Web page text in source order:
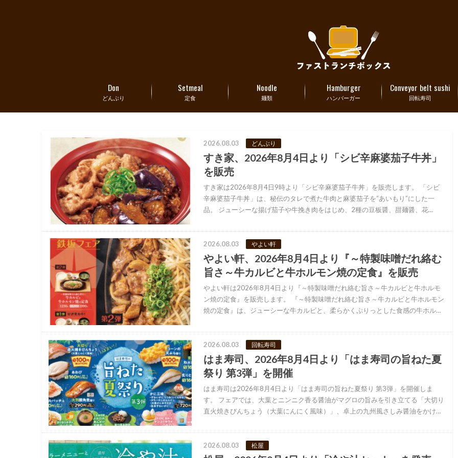
どんぶり
Don
定食
Setmeal
麺類
Noodle
ハンバーガー
Hamburger
回転寿司
Conveyor belt sushi
2026.08.03 どんぶり
すき家、2026年8月4日より「シビ辛麻婆茄子牛丼」
を販売
すき家は2026年8月4日9時より「シビ辛麻婆茄子牛丼」を販売します。 「シビ
辛麻婆茄子牛丼」は、秘伝のタレで煮た牛肉と麻婆茄子を“あいもり”にした一
品。 ジューシーな揚げ茄子や牛挽き肉をはじめ、2種の豆板醤、甜麺醤、花…
2026.08.03 やよい軒
やよい軒、2026年8月4日より『～特製味噌だれ絡む
旨さ～牛カルビと牛ホルモン焼の定食』を販売
やよい軒は2026年8月4日より『～特製味噌だれ絡む旨さ～牛カルビと牛ホルモ
ン焼の定食』を販売します。 『～特製味噌だれ絡む旨さ～牛カルビと牛ホルモン
焼の定食』は、ジューシーな牛カルビと、柔らかくぷりっとした食感の牛ホル…
2026.08.03 回転寿司
はま寿司、2026年8月4日より「はま寿司の旨ねた夏
祭り 第3弾」を開催
はま寿司は2026年8月4日より「はま寿司の旨ねた夏祭り 第3弾」を開催しま
す。 フェアでは、大葉とニンニク香る醤油がマグロの旨みを引き立てる「大切り
直火焼きびんちょう（大葉にんにく風味）」、卓上の九州風さしみ醤油をかけ…
2026.08.03 松屋